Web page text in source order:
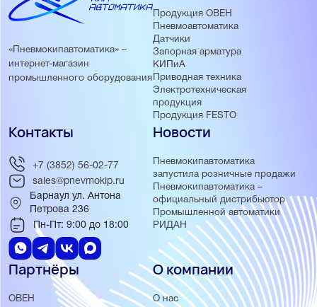
«Пневмокипавтоматика» –
интернет-магазин
промышленного оборудования
Продукция ОВЕН
Пневмоавтоматика
Датчики
Запорная арматура
КИПиА
Приводная техника
Электротехническая
продукция
Продукция FESTO
Новости
Пневмокипавтоматика
запустила розничные продажи
Пневмокипавтоматика –
официальный дистрибьютор
Промышленной автоматики
РИДАН
Партнёры
ОВЕН
О компании
О нас
Контакты
+7 (3852) 56-02-77
sales@pnevmokip.ru
Барнаул ул. Антона
Петрова 236
Пн-Пт: 9:00 до 18:00